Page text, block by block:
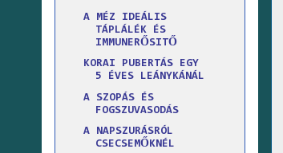
A MÉZ IDEÁLIS
TÁPLÁLÉK ÉS
IMMUNERŐSITŐ
KORAI PUBERTÁS EGY
5 ÉVES LEÁNYKÁNÁL
A SZOPÁS ÉS
FOGSZUVASODÁS
A NAPSZURÁSRÓL
CSECSEMŐKNÉL